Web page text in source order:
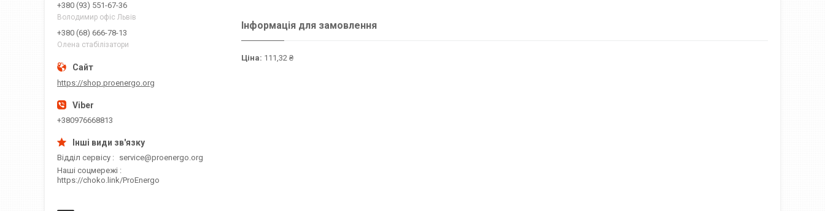
Інформація для замовлення
Ціна: 111,32 ₴
+380 (93) 551-67-36
Володимир офіс Львів
+380 (68) 666-78-13
Олена стабілізатори
https://shop.proenergo.org
+380976668813
Відділ сервісу
service@proenergo.org
Наші соцмережі
https://choko.link/ProEnergo